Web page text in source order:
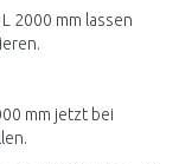
2000 mm lassen
mm jetzt bei